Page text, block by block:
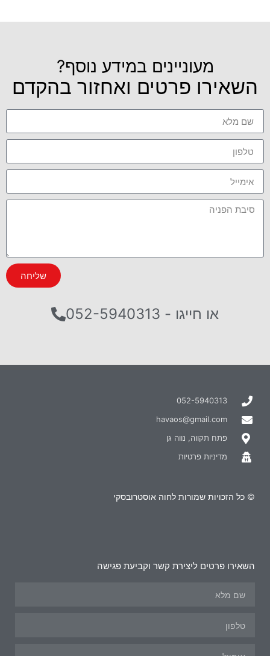
מעוניינים במידע נוסף?
השאירו פרטים ואחזור בהקדם
שליחה
או חייגו - 052-5940313
052-5940313
havaos@gmail.com
פתח תקווה, נווה גן
מדיניות פרטיות
© כל הזכויות שמורות לחוה אוסטרובסקי
השאירו פרטים ליצירת קשר וקביעת פגישה